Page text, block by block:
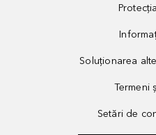
Soluționarea
Termeni
Setări de